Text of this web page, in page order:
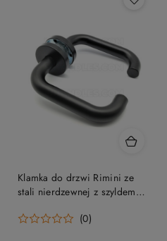
Klamka do drzwi Rimini ze
stali nierdzewnej z szyldem
(0)